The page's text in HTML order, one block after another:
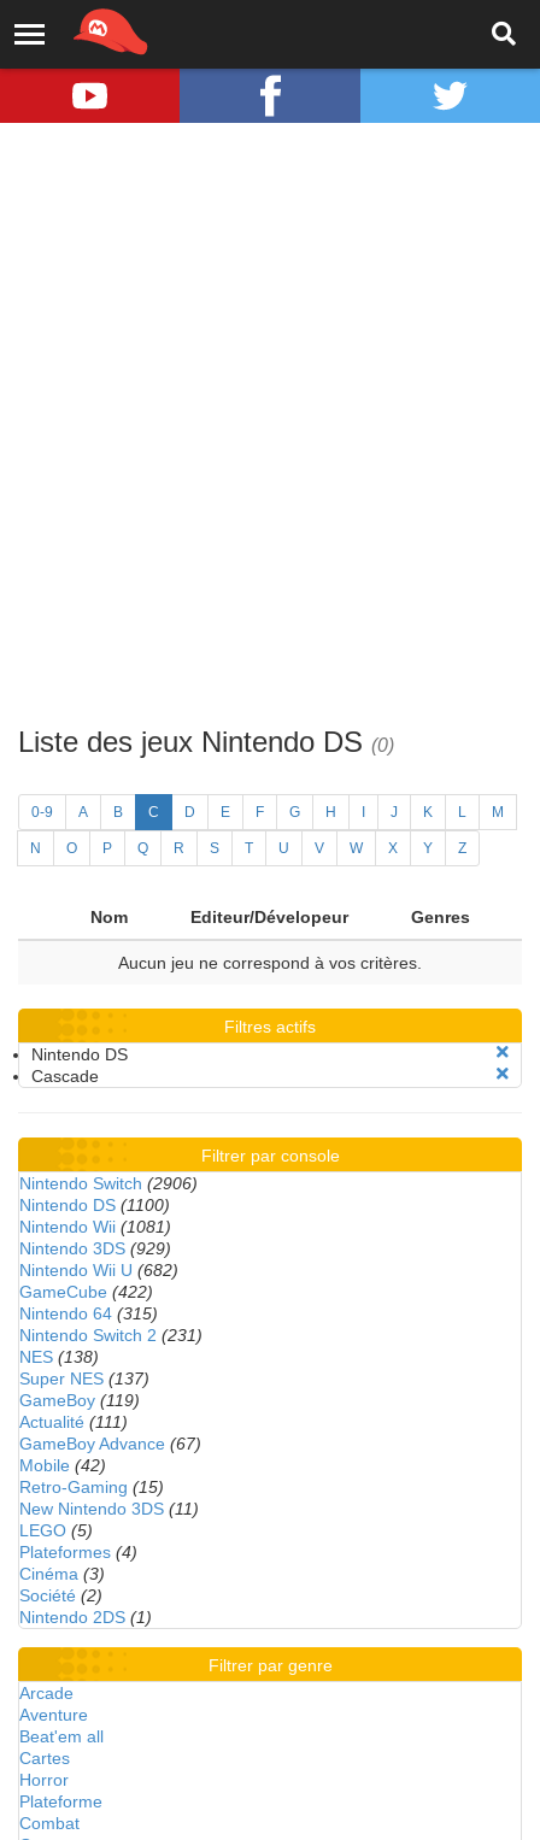
Liste des jeux Nintendo DS (0)
0-9 A B C D E F G H J K L M
N O P Q R S T U V W X Y Z
Nom Editeur/Dévelopeur Genres
Aucun jeu ne correspond à vos critères.
Filtres actifs
Nintendo DS
Cascade
Filtrer par console
Nintendo Switch (2906)
Nintendo DS (1100)
Nintendo Wii (1081)
Nintendo 3DS (929)
Nintendo Wii U (682)
GameCube (422)
Nintendo 64 (315)
Nintendo Switch 2 (231)
NES (138)
Super NES (137)
GameBoy (119)
Actualité (111)
GameBoy Advance (67)
Mobile (42)
Retro-Gaming (15)
New Nintendo 3DS (11)
LEGO (5)
Plateformes (4)
Cinéma (3)
Société (2)
Nintendo 2DS (1)
Filtrer par genre
Arcade
Aventure
Beat'em all
Cartes
Horror
Plateforme
Combat